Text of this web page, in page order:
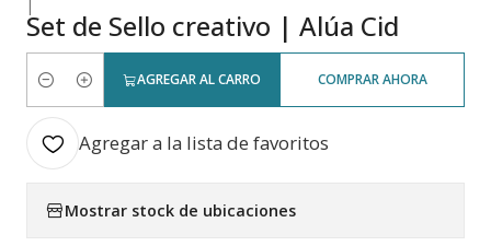
|
Set de Sello creativo | Alúa Cid
Cantidad
AGREGAR AL CARRO COMPRAR AHORA
Agregar a la lista de favoritos
Mostrar stock de ubicaciones